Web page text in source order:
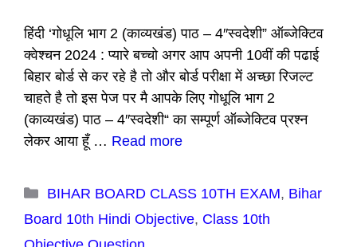
हिंदी ‘गोधूलि भाग 2 (काव्यखंड) पाठ – 4″स्वदेशी” ऑब्जेक्टिव
क्वेश्चन 2024 : प्यारे बच्चो अगर आप अपनी 10वीं की पढाई
बिहार बोर्ड से कर रहे है तो और बोर्ड परीक्षा में अच्छा रिजल्ट
चाहते है तो इस पेज पर मै आपके लिए गोधूलि भाग 2
(काव्यखंड) पाठ – 4″स्वदेशी“ का सम्पूर्ण ऑब्जेक्टिव प्रश्न
लेकर आया हूँ … Read more
Categories
BIHAR BOARD CLASS 10TH EXAM, Bihar
Board 10th Hindi Objective, Class 10th